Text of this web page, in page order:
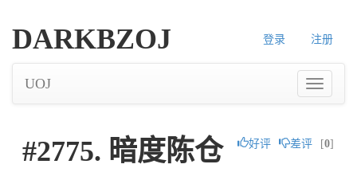
登录 注册
DARKBZOJ
UOJ
好评 差评 [0]
#2775. 暗度陈仓